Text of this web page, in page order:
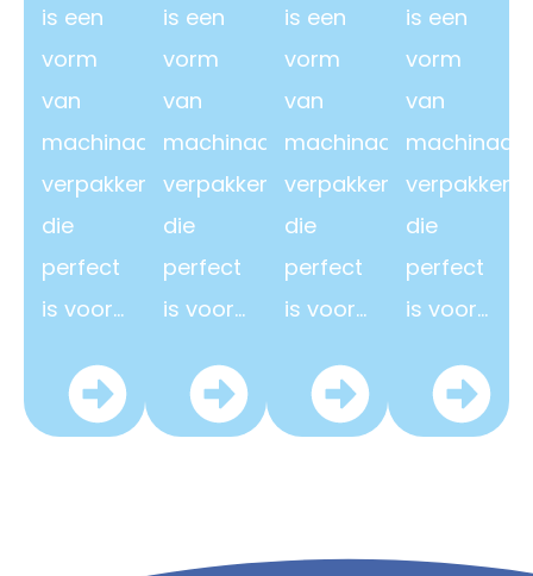
is een
vorm
van
machinaal
verpakken
die
perfect
is voor…
is een
vorm
van
machinaal
verpakken
die
perfect
is voor…
is een
vorm
van
machinaal
verpakken
die
perfect
is voor…
is een
vorm
van
machinaal
verpakken
die
perfect
is voor…